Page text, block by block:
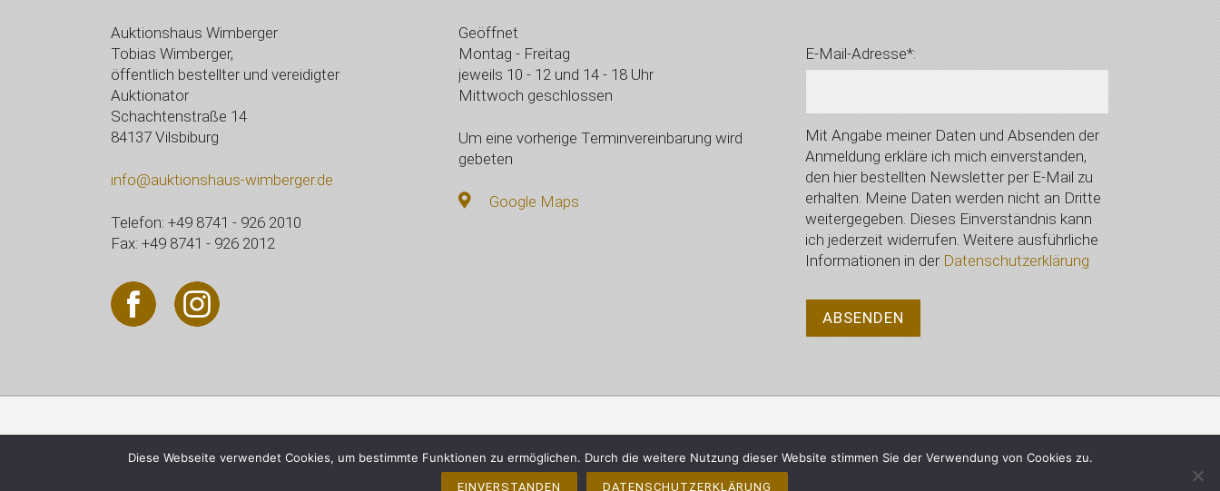
Auktionshaus Wimberger
Tobias Wimberger,
öffentlich bestellter und vereidigter
Auktionator
Schachtenstraße 14
84137 Vilsbiburg
info@auktionshaus-wimberger.de
Telefon: +49 8741 - 926 2010
Fax: +49 8741 - 926 2012
Geöffnet
Montag - Freitag
jeweils 10 - 12 und 14 - 18 Uhr
Mittwoch geschlossen
Um eine vorherige Terminvereinbarung wird
gebeten
Google Maps
E-Mail-Adresse*:
Mit Angabe meiner Daten und Absenden der
Anmeldung erkläre ich mich einverstanden,
den hier bestellten Newsletter per E-Mail zu
erhalten. Meine Daten werden nicht an Dritte
weitergegeben. Dieses Einverständnis kann
ich jederzeit widerrufen. Weitere ausführliche
Informationen in der Datenschutzerklärung
© 2021 Auktionshaus Wimberger, Vilsbiburg - Alle Rechte vorbehalten Impressum Datenschutzerklärung
Diese Webseite verwendet Cookies, um bestimmte Funktionen zu ermöglichen. Durch die weitere Nutzung dieser Website stimmen Sie der Verwendung von Cookies zu.
EINVERSTANDEN DATENSCHUTZERKLÄRUNG